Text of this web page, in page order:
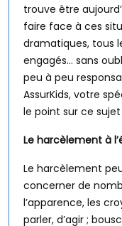
trouve être
faire face à ces
dramatiques, tous
engagés… sans
peu à peu
AssurKids, votre
le point sur ce
Le harcèlement à
Le harcèlement
concerner de
l’apparence, les
parler, d’agir ;